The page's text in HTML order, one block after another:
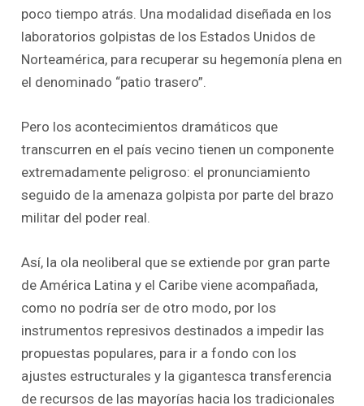
poco tiempo atrás. Una modalidad diseñada en los
laboratorios golpistas de los Estados Unidos de
Norteamérica, para recuperar su hegemonía plena en
el denominado “patio trasero”.
Pero los acontecimientos dramáticos que
transcurren en el país vecino tienen un componente
extremadamente peligroso: el pronunciamiento
seguido de la amenaza golpista por parte del brazo
militar del poder real.
Así, la ola neoliberal que se extiende por gran parte
de América Latina y el Caribe viene acompañada,
como no podría ser de otro modo, por los
instrumentos represivos destinados a impedir las
propuestas populares, para ir a fondo con los
ajustes estructurales y la gigantesca transferencia
de recursos de las mayorías hacia los tradicionales